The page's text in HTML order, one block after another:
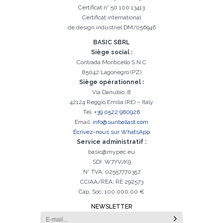
Le champ Prénom est obligatoire
Le champ Nom est obligatoire
Le champ Agence est obligatoire
Le champ Ville est obligatoire
Le champ Téléphone est obligatoire
Le champ E-mail est obligatoire
E-mail saisi invalide
Il est essentiel d'accepter la politique de confidentialité
Inscription réussi. Vérifiez votre boîte e-mail pour procéder à
l'activation
Désolé, vous avez rencontré l'erreur suivante:
Certificat n° 50 100 13413
Certificat international
de design industriel DM/056946
BASIC SBRL
Siège social :
Contrada Monticello S.N.C
85042 Lagonegro (PZ)
Siège opérationnel :
Via Danubio, 8
42124 Reggio Emilia (RE) – Italy
Tél. +39 0522 960926
Email. info@sunballast.com
Écrivez-nous sur WhatsApp
Service administratif :
basic@mypec.eu
SDI: W7YVJK9
N° TVA: 02557770357
CCIAA/REA: RE 292573
Cap. Soc. 100.000,00 €
NEWSLETTER